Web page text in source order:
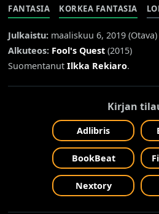
FANTASIA KORKEA FANTASIA
Julkaistu: maaliskuu 6, 2019 (Otava)
Alkuteos: Fool's Quest (2015)
SuomentanutIlkka Rekiaro.
Kirjan
Adlibris
BookBeat
Nextory